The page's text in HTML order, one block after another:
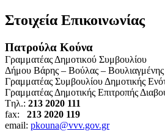
Στοιχεία Επικοινωνίας
Πατρούλα Κούνα
Γραμματέας Δημοτικού Συμβουλίου
Δήμου Βάρης – Βούλας – Βουλιαγμένης
Γραμματέας Συμβουλίου Δημοτικής
Γραμματέας Δημοτικής Επιτροπής
Tηλ.: 213 2020 111
fax: 213 2020 119
email: pkouna@vvv.gov.gr